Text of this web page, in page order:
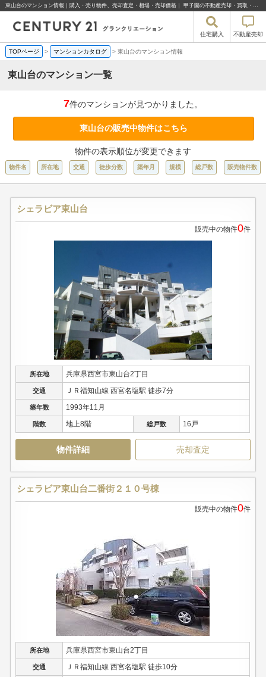
東山台のマンション情報｜購入・売り物件、売却査定・相場・売却価格｜ 甲子園の不動産売却・買取・住宅購入はセンチュリー21グランクリエーション
住宅購入 不動産売却
TOPページ > マンションカタログ > 東山台のマンション情報
東山台のマンション一覧
7件のマンションが見つかりました。
東山台の販売中物件はこちら
物件の表示順位が変更できます
物件名 所在地 交通 徒歩分数 築年月 規模 総戸数 販売物件数
シェラビア東山台
販売中の物件0件
所在地 兵庫県西宮市東山台2丁目
交通 ＪＲ福知山線 西宮名塩駅 徒歩7分
築年数 1993年11月
階数 地上8階 総戸数 16戸
物件詳細 売却査定
シェラビア東山台二番街２１０号棟
販売中の物件0件
所在地 兵庫県西宮市東山台2丁目
交通 ＪＲ福知山線 西宮名塩駅 徒歩10分